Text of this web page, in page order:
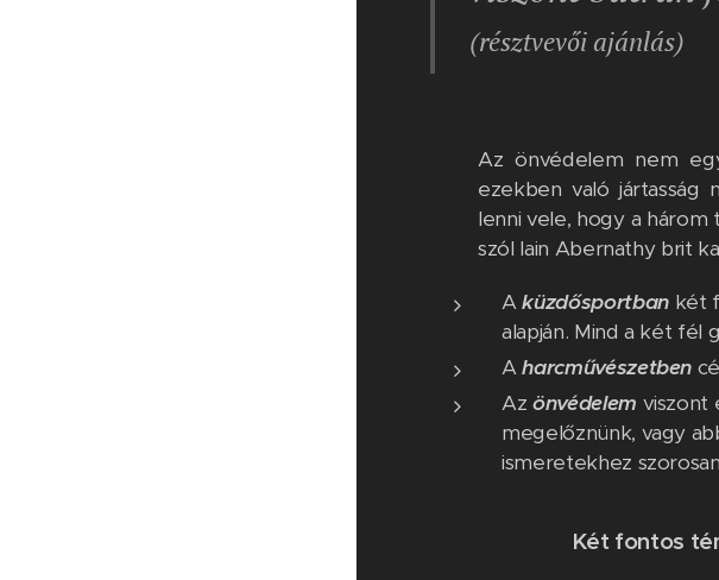
(résztvevői ajánlás)
Az önvédelem nem
ezekben való
lenni vele, hogy a
szól Iain Abernathy brit
Aküzdősportban két
alapján. Mind a két fél
Aharcművészetben
Az önvédelem viszont
megelőznünk, vagy
ismeretekhez
Két fontos